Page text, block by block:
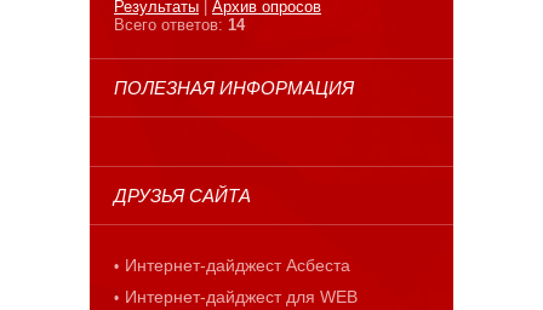
Результаты
Архив опросов
Всего ответов: 14
ПОЛЕЗНАЯ ИНФОРМАЦИЯ
ДРУЗЬЯ САЙТА
Интернет-дайджест Асбеста
Интернет-дайджест для WEB